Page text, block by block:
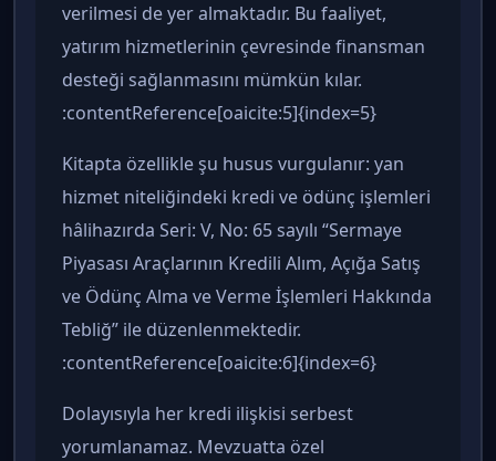
verilmesi de yer almaktadır. Bu faaliyet,
yatırım hizmetlerinin çevresinde finansman
desteği sağlanmasını mümkün kılar.
:contentReference[oaicite:5]{index=5}
Kitapta özellikle şu husus vurgulanır: yan
hizmet niteliğindeki kredi ve ödünç işlemleri
hâlihazırda Seri: V, No: 65 sayılı “Sermaye
Piyasası Araçlarının Kredili Alım, Açığa Satış
ve Ödünç Alma ve Verme İşlemleri Hakkında
Tebliğ” ile düzenlenmektedir.
:contentReference[oaicite:6]{index=6}
Dolayısıyla her kredi ilişkisi serbest
yorumlanamaz. Mevzuatta özel